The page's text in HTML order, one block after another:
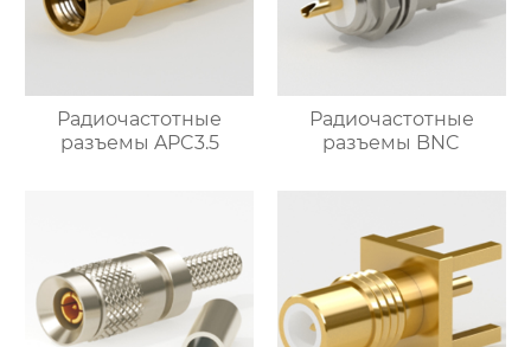
Радиочастотные
разъемы APC3.5
Радиочастотные
разъемы BNC